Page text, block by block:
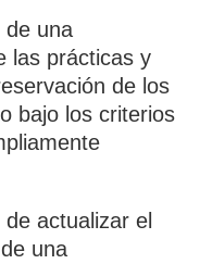
de una
las prácticas y
de los
bajo los criterios
actualizar el
una